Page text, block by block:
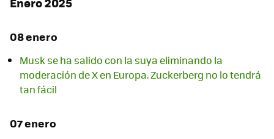
08 enero
Musk se ha salido con la suya eliminando la
moderación de X en Europa. Zuckerberg no lo tendrá
tan fácil
07 enero